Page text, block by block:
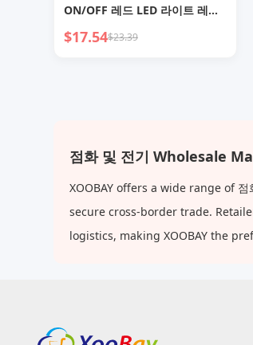
ON/OFF 레드 LED 라이트 레이
싱 카 점화 시동 스위치 패널 푸
시 엔진 시동 키트 (자동차 RV용)
$17.54$23.39
점화 및 전기 Wholesale
XOOBAY offers a wide range of
secure cross-border trade.
logistics, making XOOBAY the